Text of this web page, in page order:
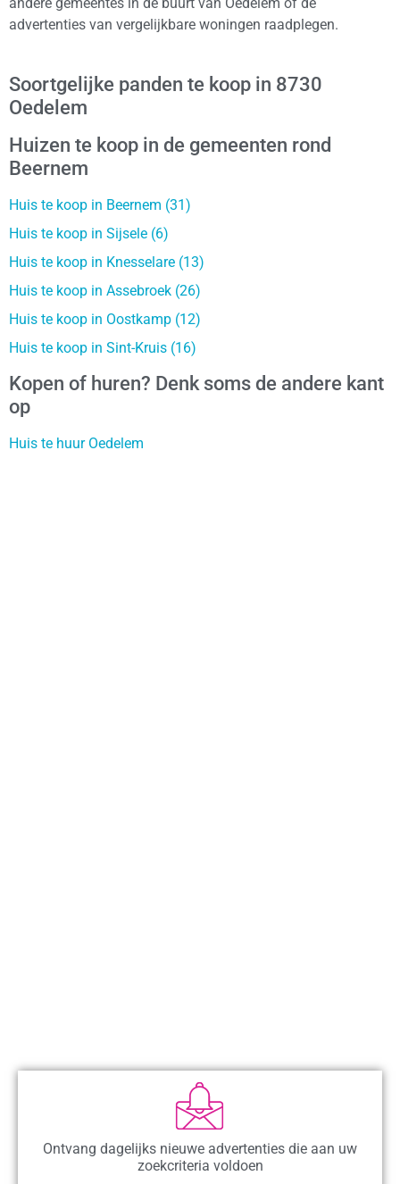
advertenties van vergelijkbare woningen raadplegen.
Soortgelijke panden te koop in 8730
Oedelem
Huizen te koop in de gemeenten rond
Beernem
Huis te koop in Beernem (31)
Huis te koop in Sijsele (6)
Huis te koop in Knesselare (13)
Huis te koop in Assebroek (26)
Huis te koop in Oostkamp (12)
Huis te koop in Sint-Kruis (16)
Kopen of huren? Denk soms de andere kant
op
Huis te huur Oedelem
Ontvang dagelijks nieuwe advertenties die aan uw
zoekcriteria voldoen